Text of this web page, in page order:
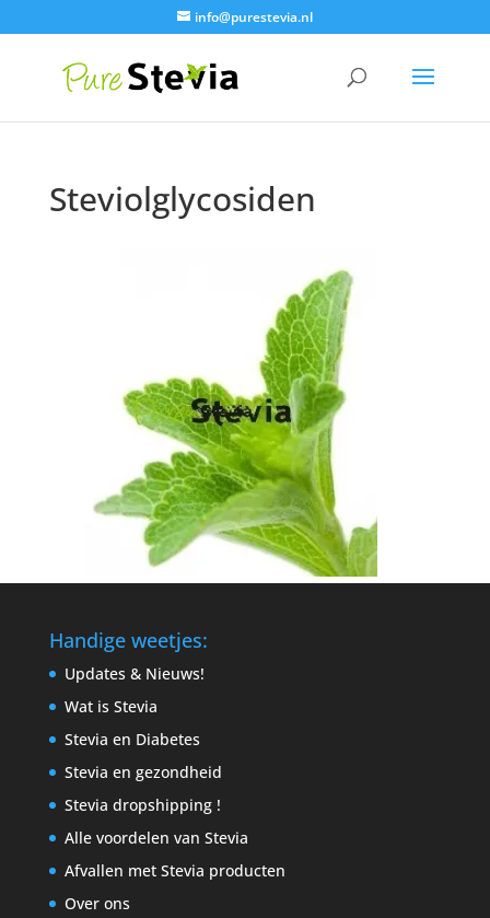
info@purestevia.nl
Steviolglycosiden
Handige weetjes:
Updates & Nieuws!
Wat is Stevia
Stevia en Diabetes
Stevia en gezondheid
Stevia dropshipping !
Alle voordelen van Stevia
Afvallen met Stevia producten
Over ons